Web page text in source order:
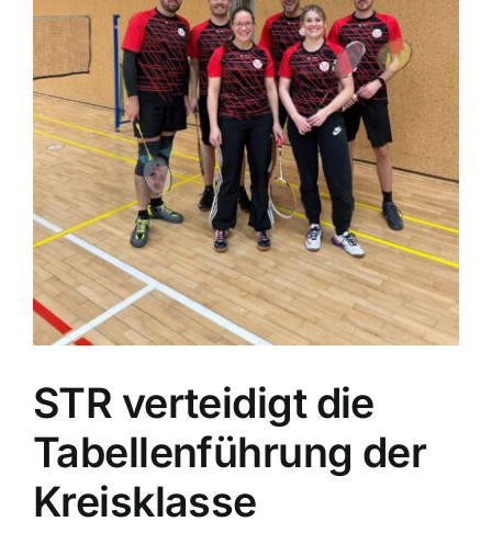
STR verteidigt die
Tabellenführung der
Kreisklasse